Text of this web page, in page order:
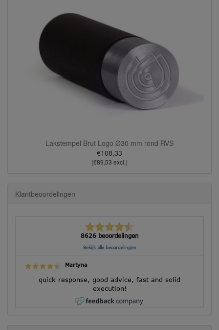
Lakstempel Brut Logo Ø30 mm rond RVS
€108,33
(€89,53 excl.)
Klantbeoordelingen
8626 beoordelingen
Bekijk alle beoordelingen
Martyna
quick response, good advice, fast and solid
execution!